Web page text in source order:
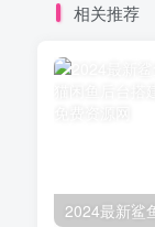
相关推荐